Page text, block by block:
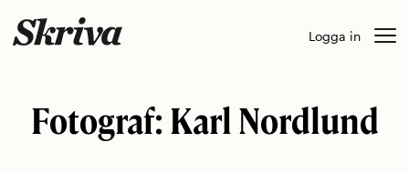
to
Logga in
Fotograf:Karl Nordlund